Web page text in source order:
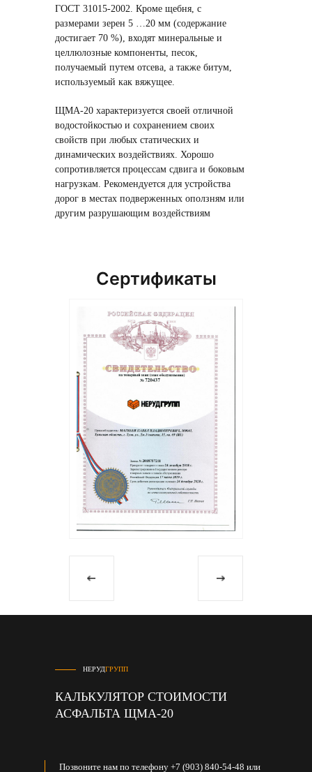
ГОСТ 31015-2002. Кроме щебня, с
размерами зерен 5 …20 мм (содержание
достигает 70 %), входят минеральные и
целлюлозные компоненты, песок,
получаемый путем отсева, а также битум,
используемый как вяжущее.
ЩМА-20 характеризуется своей отличной
водостойкостью и сохранением своих
свойств при любых статических и
динамических воздействиях. Хорошо
сопротивляется процессам сдвига и боковым
нагрузкам. Рекомендуется для устройства
дорог в местах подверженных оползням или
другим разрушающим воздействиям
Сертификаты
НЕРУДГРУПП
КАЛЬКУЛЯТОР СТОИМОСТИ
АСФАЛЬТА ЩМА-20
Позвоните нам по телефону +7 (903) 840-54-48 или